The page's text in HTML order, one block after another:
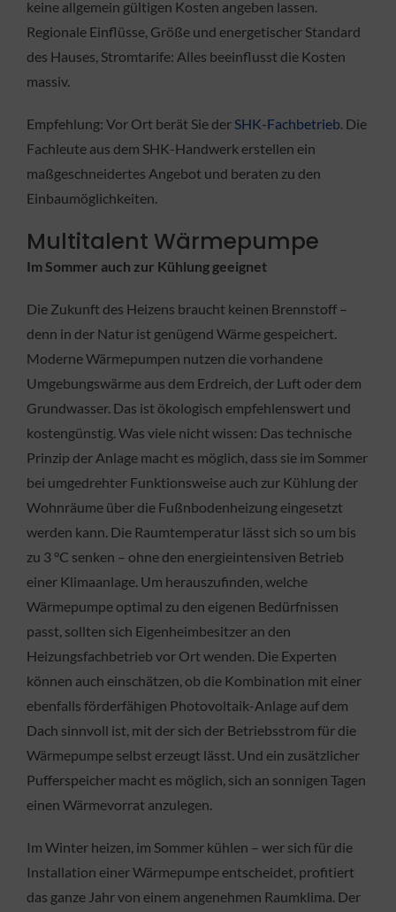
keine allgemein gültigen Kosten angeben lassen.
Regionale Einflüsse, Größe und energetischer Standard
des Hauses, Stromtarife: Alles beeinflusst die Kosten
massiv.
Empfehlung: Vor Ort berät Sie derSHK-Fachbetrieb. Die
Fachleute aus dem SHK-Handwerk erstellen ein
maßgeschneidertes Angebot und beraten zu den
Einbaumöglichkeiten.
Multitalent Wärmepumpe
Im Sommer auch zur Kühlung geeignet
Die Zukunft des Heizens braucht keinen Brennstoff –
denn in der Natur ist genügend Wärme gespeichert.
Moderne Wärmepumpen nutzen die vorhandene
Umgebungswärme aus dem Erdreich, der Luft oder dem
Grundwasser. Das ist ökologisch empfehlenswert und
kostengünstig. Was viele nicht wissen: Das technische
Prinzip der Anlage macht es möglich, dass sie im Sommer
bei umgedrehter Funktionsweise auch zur Kühlung der
Wohnräume über die Fußnbodenheizung eingesetzt
werden kann. Die Raumtemperatur lässt sich so um bis
zu 3 °C senken – ohne den energieintensiven Betrieb
einer Klimaanlage. Um herauszufinden, welche
Wärmepumpe optimal zu den eigenen Bedürfnissen
passt, sollten sich Eigenheimbesitzer an den
Heizungsfachbetrieb vor Ort wenden. Die Experten
können auch einschätzen, ob die Kombination mit einer
ebenfalls förderfähigen Photovoltaik-Anlage auf dem
Dach sinnvoll ist, mit der sich der Betriebsstrom für die
Wärmepumpe selbst erzeugt lässt. Und ein zusätzlicher
Pufferspeicher macht es möglich, sich an sonnigen Tagen
einen Wärmevorrat anzulegen.
Im Winter heizen, im Sommer kühlen – wer sich für die
Installation einer Wärmepumpe entscheidet, profitiert
das ganze Jahr von einem angenehmen Raumklima. Der